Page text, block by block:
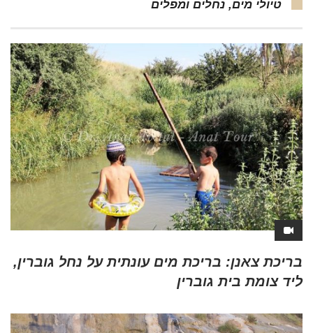
טיולי מים, נחלים ומפלים
בריכת צאנן: בריכת מים עונתית על נחל גוברין,
ליד צומת בית גוברין